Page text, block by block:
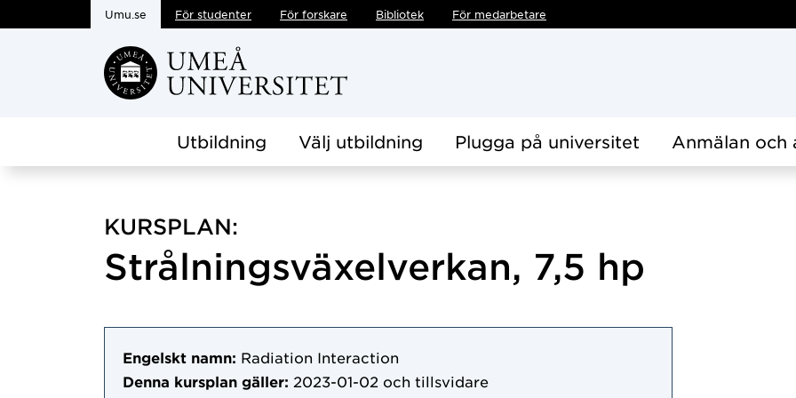
Hoppa direkt till innehållet
Umu.se För studenter För forskare Bibliotek För medarbetare
Utbildning Välj utbildning Plugga på universitet Anmälan och
KURSPLAN:
Strålningsväxelverkan, 7,5 hp
Engelskt namn: Radiation Interaction
Denna kursplan gäller: 2023-01-02 och tillsvidare